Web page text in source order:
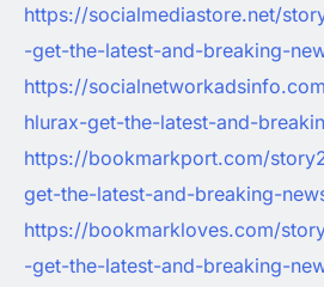
https://socialmediastore.net/
-get-the-latest-and-breaking-
https://
hlurax-get-the-latest-and-
https://bookmarkport.com/
get-the-latest-and-breaking-
https://bookmarkloves.com/
-get-the-latest-and-breaking-